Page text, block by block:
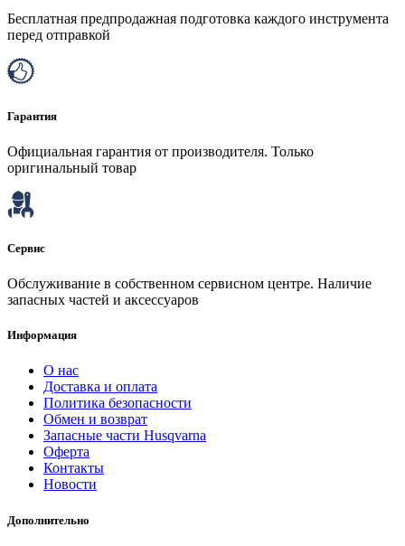
Бесплатная предпродажная подготовка каждого инструмента
перед отправкой
Гарантия
Официальная гарантия от производителя. Только
оригинальный товар
Сервис
Обслуживание в собственном сервисном центре. Наличие
запасных частей и аксессуаров
Информация
О нас
Доставка и оплата
Политика безопасности
Обмен и возврат
Запасные части Husqvarna
Оферта
Контакты
Новости
Дополнительно